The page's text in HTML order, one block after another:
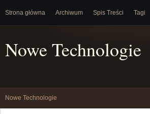
Strona główna Archiwum Spis Treści Tagi
Nowe Technologie
Nowe Technologie